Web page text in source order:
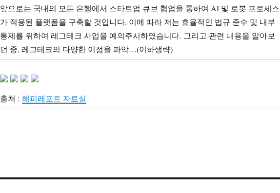
앞으로는 국내의 모든 은행에서 스타트업 큐브 협업을 통하여 AI 및 로봇 프로세스
가 적용된 플랫폼을 구축할 것입니다. 이에 따라 저는 효율적인 법규 준수 및 내부
통제를 위하여 레그테크 사업을 예의주시하였습니다. 그리고 관련 내용을 알아보
던 중, 레그테크의 다양한 이점을 파악…(이하생략)
출처 : 해피레포트 자료실